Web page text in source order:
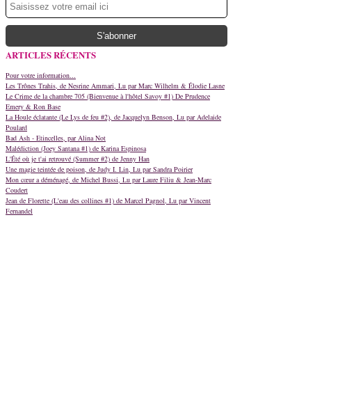
ARTICLES RÉCENTS
Pour votre information...
Les Trônes Trahis, de Nesrine Ammari, Lu par Marc Wilhelm & Élodie Lasne
Le Crime de la chambre 705 (Bienvenue à l'hôtel Savoy #1) De Prudence
Emery & Ron Base
La Houle éclatante (Le Lys de feu #2), de Jacquelyn Benson, Lu par Adelaide
Poulard
Bad Ash - Etincelles, par Alina Not
Malédiction (Joey Santana #1) de Karina Espinosa
L'Été où je t'ai retrouvé (Summer #2) de Jenny Han
Une magie teintée de poison, de Judy I. Lin, Lu par Sandra Poirier
Mon cœur a déménagé, de Michel Bussi, Lu par Laure Filiu & Jean-Marc
Coudert
Jean de Florette (L'eau des collines #1) de Marcel Pagnol, Lu par Vincent
Fernandel